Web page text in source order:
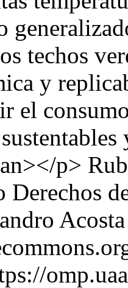
techos
y
el
p>
Derechos